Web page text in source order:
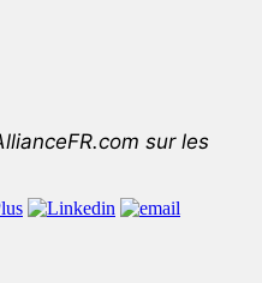
sur les